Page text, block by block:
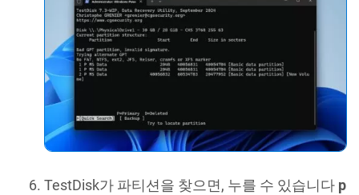
TestDisk가 파티션을 찾으면, 누를 수 있습니다 p